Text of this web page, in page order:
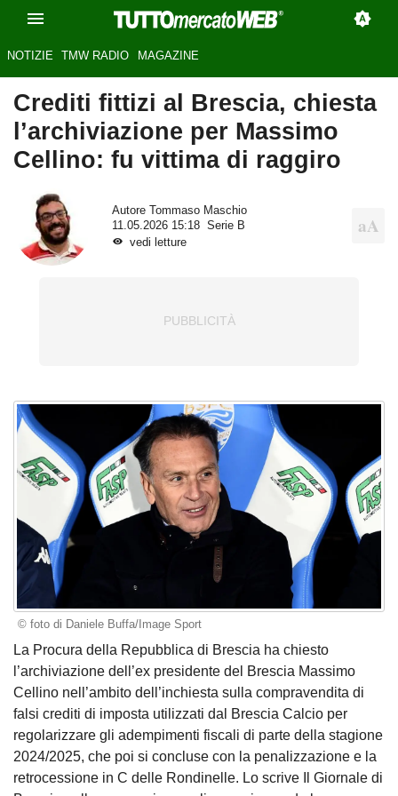
NOTIZIE TMW RADIO MAGAZINE
Crediti fittizi al Brescia, chiesta
l’archiviazione per Massimo
Cellino: fu vittima di raggiro
Autore
Tommaso Maschio
11.05.2026 15:18
Serie B
vedi letture
© foto di Daniele Buffa/Image Sport
La Procura della Repubblica di Brescia ha chiesto
l’archiviazione dell’ex presidente del Brescia Massimo
Cellino nell’ambito dell’inchiesta sulla compravendita di
falsi crediti di imposta utilizzati dal Brescia Calcio per
regolarizzare gli adempimenti fiscali di parte della stagione
2024/2025, che poi si concluse con la penalizzazione e la
retrocessione in C delle Rondinelle. Lo scrive Il Giornale di